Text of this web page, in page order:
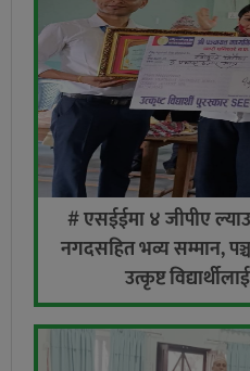
# एसईईमा ४ जीपीए
नगदसहित भव्य सम्मान,
उत्कृष्ट